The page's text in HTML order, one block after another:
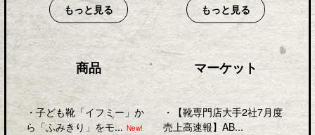
もっと見る もっと見る
商品
・ 子ども靴「イフミー」か
ら「ふみきり」をモ... New!
マーケット
・
【靴専門店大手2社7月度
売上高速報】AB...